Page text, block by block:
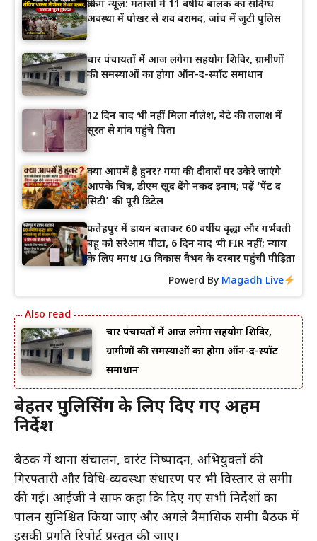
ब्रेकिंग न्यूज़: मतासो में 11 वर्षीय बालक का संदिग्ध
अवस्था में पोखर से शव बरामद, जांच में जुटी पुलिस
चार पंचायतों में आज लगेगा सहयोग शिविर, ग्रामीणों
की समस्याओं का होगा ऑन-द-स्पॉट समाधान
12 दिन बाद भी नहीं मिला नौलेश, बेटे की तलाश में
सूरत से गांव पहुंचे पिता
क्या आपमें है हुनर? गया की दीवारों पर उकेरे जाएंगे
आपके चित्र, डीएम खुद देंगे नकद इनाम; पढ़ें ‘पेंट द
सिटी’ की पूरी डिटेल
फतेहपुर में डायन बताकर 60 वर्षीय वृद्धा और गर्भवती
बहू को सरेआम पीटा, 6 दिन बाद भी FIR नहीं; न्याय
के लिए मगध IG विकास वैभव के दरबार पहुंची पीड़िता
Powerd By Magadh Live
चार पंचायतों में आज लगेगा सहयोग शिविर,
ग्रामीणों की समस्याओं का होगा ऑन-द-स्पॉट
समाधान
बेहतर पुलिसिंग के लिए दिए गए अहम
निर्देश
बैठक में थाना संचालन, वारंट निष्पादन, अभियुक्तों की
गिरफ्तारी और विधि-व्यवस्था संधारण पर भी विस्तार से समीक्षा
की गई। आईजी ने साफ कहा कि दिए गए सभी निर्देशों का
पालन सुनिश्चित किया जाए और अगले त्रैमासिक समीक्षा बैठक में
इसकी प्रगति रिपोर्ट प्रस्तुत की जाए।